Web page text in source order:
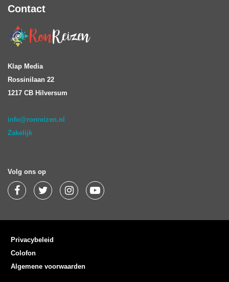
Contact
Klap Media
Rossinilaan 22
1217 CB Hilversum
info@ronreizen.nl
Zakelijk
Volg ons op
Privacybeleid
Colofon
Algemene voorwaarden